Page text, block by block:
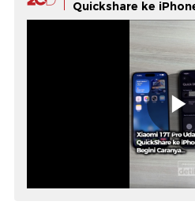
Quickshare ke
Tambahan